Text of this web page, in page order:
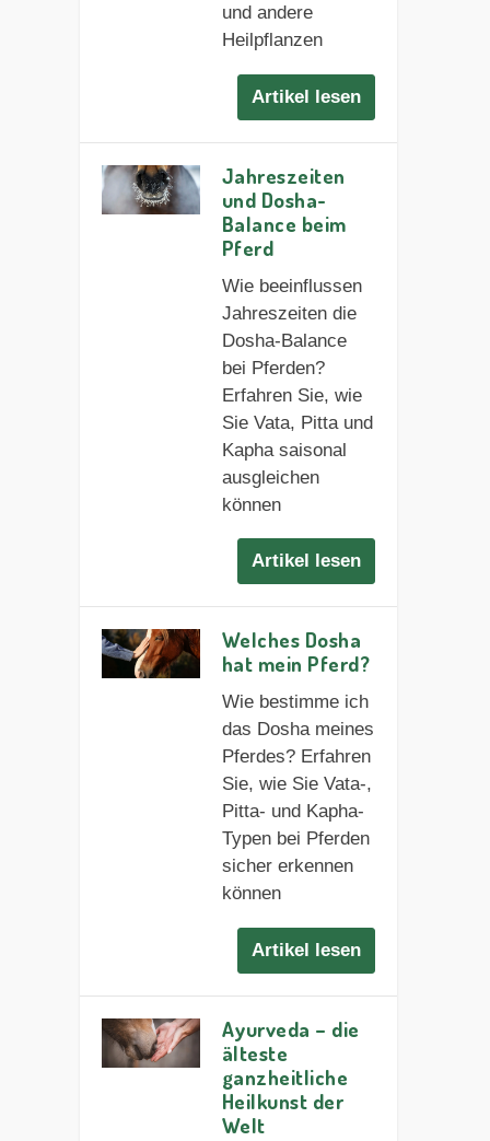
und andere
Heilpflanzen
Artikel lesen
Jahreszeiten
und Dosha-
Balance beim
Pferd
Wie beeinflussen
Jahreszeiten die
Dosha-Balance
bei Pferden?
Erfahren Sie, wie
Sie Vata, Pitta und
Kapha saisonal
ausgleichen
können
Artikel lesen
Welches Dosha
hat mein Pferd?
Wie bestimme ich
das Dosha meines
Pferdes? Erfahren
Sie, wie Sie Vata-,
Pitta- und Kapha-
Typen bei Pferden
sicher erkennen
können
Artikel lesen
Ayurveda – die
älteste
ganzheitliche
Heilkunst der
Welt